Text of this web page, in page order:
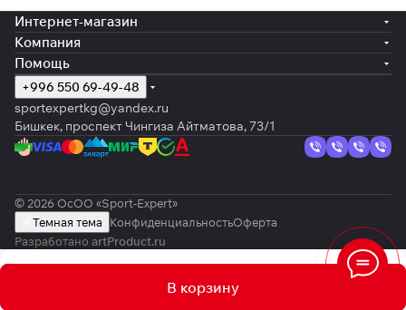
В корзину
Интернет-магазин
Компания
Помощь
+996 550 69-49-48
sportexpertkg@yandex.ru
Бишкек, проспект Чингиза Айтматова, 73/1
© 2026 ОсОО «Sport-Expert»
Темная тема
КонфиденциальностьОферта
Разработано artProduct.ru